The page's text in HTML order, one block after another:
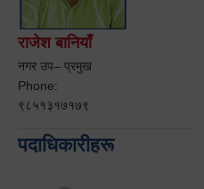
राजेश बानियाँ
नगर उप– प्रमुख
Phone:
९८५१३१७१७९
पदाधिकारीहरू